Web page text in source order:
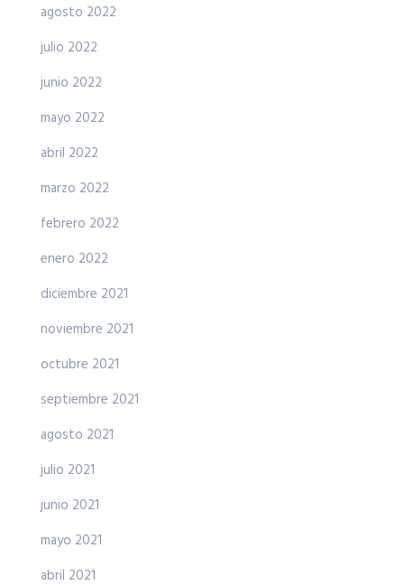
agosto 2022
julio 2022
junio 2022
mayo 2022
abril 2022
marzo 2022
febrero 2022
enero 2022
diciembre 2021
noviembre 2021
octubre 2021
septiembre 2021
agosto 2021
julio 2021
junio 2021
mayo 2021
abril 2021